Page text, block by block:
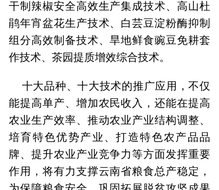
干制辣椒安全高效生产集成技术、高山杜
鹃年宵盆花生产技术、白芸豆淀粉酶抑制
组分高效制备技术、旱地鲜食豌豆免耕套
作技术、茶园提质增效综合技术。
十大品种、十大技术的推广应用，不仅
能提高单产、增加农民收入，还能在提高
农业生产效率、推动农业产业结构调整、
培育特色优势产业、打造特色农产品品
牌、提升农业产业竞争力等方面发挥重要
作用，将有力支撑云南省粮食总产稳定，